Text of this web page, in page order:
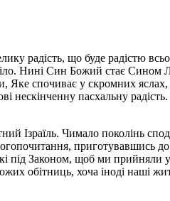
радість, що буде радістю
Нині Син Божий стає Сином
Яке спочиває у скромних
нескінченну пасхальну
Ізраїль. Чимало поколінь
приготувавшись
під Законом, щоб ми прийняли
обітниць, хоча іноді наші